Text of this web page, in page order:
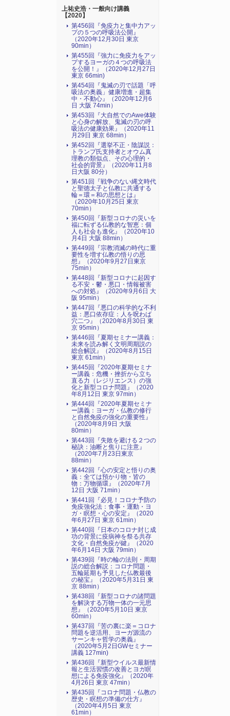
上祐史浩・一般向け講義
【2020】
第456回『免疫力と集中力アッ
プの５つの呼吸法公開』
（2020年12月30日 東京
90min）
第455回『強力に免疫力をアッ
プするヨーガの４つの呼吸法
を公開！』（2020年12月27日
東京 66min)
第454回『鬼滅の刃で話題「呼
吸法の奥義」健康増進・超集
中・不動心』（2020年12月6
日 大阪 74min）
第453回『大自然でのAwe体験
と心身の解放、鬼滅の刃の呼
吸法の健康効果』（2020年11
月29日 東京 68min）
第452回『選挙不正・陰謀説：
トランプ氏支持者とオウム真
理教の類似点、その心理的・
社会的背景』（2020年11月8
日大阪 80分）
第451回『戦争のない縄文時代
と聖徳太子と仏教に共通する
輪＝環＝和の思想とは』
（2020年10月25日 東京
70min）
第450回『新型コロナの災いを
福に転ずる仏教的な智恵：個
人も社会も進化』（2020年10
月4日 大阪 88min）
第449回『宗教消滅の時代に重
要性を増す仏教の悟りの思
想』（2020年9月27日東京
75min）
第448回『新型コロナに起因す
る不安・鬱・悪口・情報被害
への対処』（2020年9月6日 大
阪 95min）
第447回『悪口の科学的な不利
益：悪口依存症：人を呪わば
穴二つ』（2020年8月30日 東
京 95min）
第446回『夏期セミナー講義：
未来を読み解く文明周期説の
総合解説』（2020年8月15日
東京 61min）
第445回『2020年夏期セミナ
ー講義：危機・挫折から立ち
直る力（レジリエンス）の強
化と新型コロナ問題』（2020
年8月12日 東京 97min）
第444回『2020年夏期セミナ
ー講義：ヨーガ・仏教の修行
と自然免疫の強化の重要性』
（2020年8月9日 大阪
80min）
第443回『失敗を避ける２つの
秘訣：油断と焦りに注意』
（2020年7月23日東京
88min）
第442回『心の安定と悟りの奥
義：全ては預かり物・皆の
物：万物循環』（2020年7月
12日 大阪 71min）
第441回『必見！コロナ予防の
免疫強化法：食事・運動・ヨ
ガ・瞑想・心の安定』（2020
年6月27日 東京 61min）
第440回『日本のコロナ封じ成
功の背景に疫病神を祭る共存
文化・自然免疫が鍵』（2020
年6月14日 大阪 79min）
第439回『時の輪の法則・周期
説の総合解説：コロナ問題・
五輪延期も予見した仏教最後
の秘宝』（2020年5月31日 東
京 88min）
第438回『新型コロナの諸問題
を解決する万物一体の一元思
想』（2020年5月10日 東京
60min）
第437回『苦の裏に楽＝コロナ
問題を逆活用、ヨーガ源流の
サーンキャ哲学の奥義』
（2020年5月2日GWセミナー
講義 127min)
第436回『新型ウイルス最新情
報と生活習慣の改善とヨガ瞑
想による免疫強化』（2020年
4月26日 東京 47min）
第435回『コロナ問題・仏教の
歴史・瞑想の準備の仕方』
（2020年4月5日 東京
61min）